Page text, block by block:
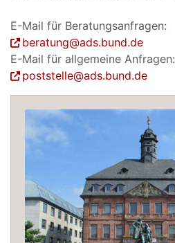
E-Mail für Beratungsanfragen:
beratung@ads.bund.de
E-Mail für allgemeine Anfragen:
poststelle@ads.bund.de